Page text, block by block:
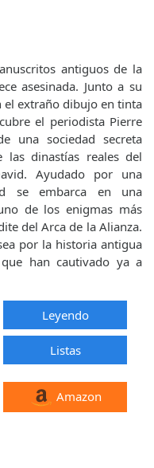
antiguos de la
asesinada. Junto a su
el extraño dibujo en tinta
el periodista Pierre
una sociedad secreta
dinastías reales del
Ayudado por una
se embarca en una
de los enigmas más
del Arca de la Alianza.
por la historia antigua
han cautivado ya a
Leyendo
Listas
Amazon